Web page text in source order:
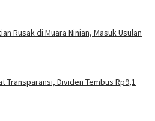
Rusak di Muara Ninian, Masuk Usulan
Transparansi, Dividen Tembus Rp9,1